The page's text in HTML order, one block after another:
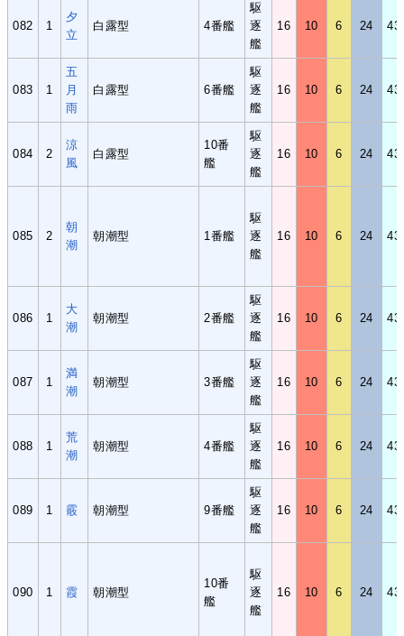
082 1
夕
立
白露型 4番艦
駆
逐
艦
16 10 6 24 43
083 1
五
月
雨
白露型 6番艦
駆
逐
艦
16 10 6 24 43
084 2
涼
風
白露型
10番
艦
駆
逐
艦
16 10 6 24 43
085 2
朝
潮
朝潮型 1番艦
駆
逐
艦
16 10 6 24 43
086 1
大
潮
朝潮型 2番艦
駆
逐
艦
16 10 6 24 43
087 1
満
潮
朝潮型 3番艦
駆
逐
艦
16 10 6 24 43
088 1
荒
潮
朝潮型 4番艦
駆
逐
艦
16 10 6 24 43
089 1 霰 朝潮型 9番艦
駆
逐
艦
16 10 6 24 43
090 1 霞 朝潮型
10番
艦
駆
逐
艦
16 10 6 24 43